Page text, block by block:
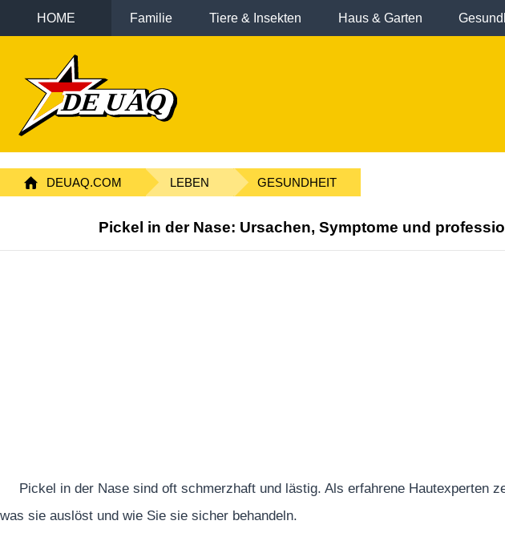
HOME Familie Tiere & Insekten Haus & Garten
DEUAQ.COM LEBEN GESUNDHEIT
Pickel in der Nase: Ursachen, Symptome und
Pickel in der Nase sind oft schmerzhaft und lästig. Als erfahrene Hautexperten
was sie auslöst und wie Sie sie sicher behandeln.